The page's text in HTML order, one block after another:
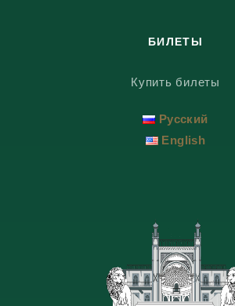
БИЛЕТЫ
Купить билеты
Русский
English